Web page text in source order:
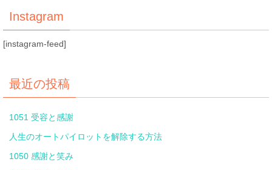
Instagram
[instagram-feed]
最近の投稿
1051 受容と感謝
人生のオートパイロットを解除する方法
1050 感謝と笑み